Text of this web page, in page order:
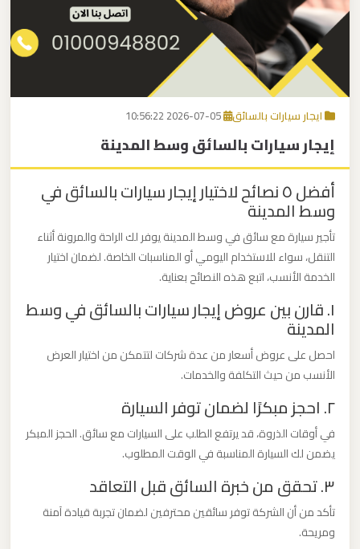
اتصل بنا
EN
ايجار سيارات بالسائق
إيجار سيارات بالسائق وسط المدينة
أفضل ٥ نصائح لاختيار إيجار سيارات بالسائق في
وسط المدينة
تأجير سيارة مع سائق في وسط المدينة يوفر لك الراحة والمرونة أثناء
التنقل، سواء للاستخدام اليومي أو المناسبات الخاصة. لضمان اختيار
الخدمة الأنسب، اتبع هذه النصائح بعناية.
١. قارن بين عروض إيجار سيارات بالسائق في وسط
المدينة
احصل على عروض أسعار من عدة شركات لتتمكن من اختيار العرض
الأنسب من حيث التكلفة والخدمات.
٢. احجز مبكرًا لضمان توفر السيارة
في أوقات الذروة، قد يرتفع الطلب على السيارات مع سائق. الحجز المبكر
يضمن لك السيارة المناسبة في الوقت المطلوب.
٣. تحقق من خبرة السائق قبل التعاقد
تأكد من أن الشركة توفر سائقين محترفين لضمان تجربة قيادة آمنة
ومريحة.
برج
العرب
القاهرة
مكاتب
ليموزين
الاسكندرية
مطار
القاهرة
ليموزين
ليموزين
نويبع
ليموزين
العرب
الساحل
الشمالي